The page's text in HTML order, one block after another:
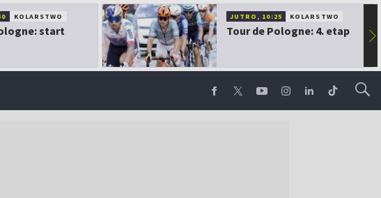
KOLARSTWO
start
JUTRO, 10:25 KOLARSTWO
Tour de Pologne: 4. etap ▶